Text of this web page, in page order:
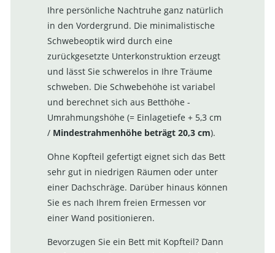
Ihre persönliche Nachtruhe ganz natürlich
in den Vordergrund. Die minimalistische
Schwebeoptik wird durch eine
zurückgesetzte Unterkonstruktion erzeugt
und lässt Sie schwerelos in Ihre Träume
schweben. Die Schwebehöhe ist variabel
und berechnet sich aus Betthöhe -
Umrahmungshöhe (= Einlagetiefe + 5,3 cm
/ Mindestrahmenhöhe beträgt 20,3 cm).
Ohne Kopfteil gefertigt eignet sich das Bett
sehr gut in niedrigen Räumen oder unter
einer Dachschräge. Darüber hinaus können
Sie es nach Ihrem freien Ermessen vor
einer Wand positionieren.
Bevorzugen Sie ein Bett mit Kopfteil? Dann